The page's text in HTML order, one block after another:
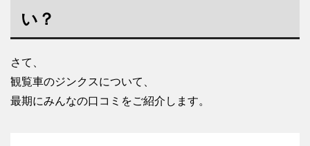
い？
さて、
観覧車のジンクスについて、
最期にみんなの口コミをご紹介します。